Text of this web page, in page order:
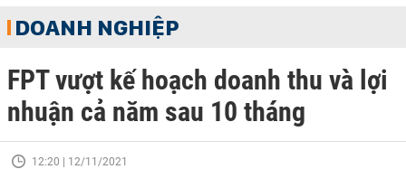
DOANH NGHIỆP
FPT vượt kế hoạch doanh thu và lợi
nhuận cả năm sau 10 tháng
12:20 | 12/11/2021